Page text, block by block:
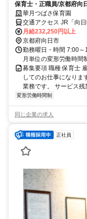
保育士・正職員/京都府向
OK華月つばさ保育園
交通アクセス JR「向
「洛西口」駅より徒歩
月給232,250円以上
京都府向日市
勤務曜日・時間 7:00
月単位の変形労働時間
募集要項 職種 保育士
してのお仕事になりま
業務です。 サービス
変形労働時間制
同じ企業の求人
正社員